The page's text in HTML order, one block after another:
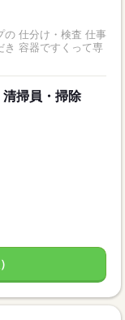
の 仕分け・検査 仕事
き 容器ですくって専
掃員・掃除